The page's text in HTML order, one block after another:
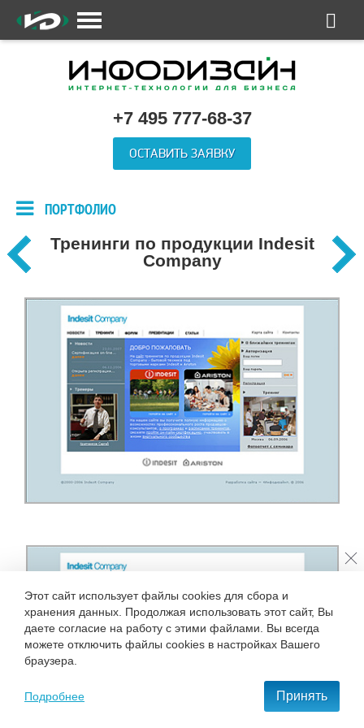
+7 495 777-68-37
ОСТАВИТЬ ЗАЯВКУ
ПОРТФОЛИО
Тренинги по продукции Indesit
Company
Этот сайт использует файлы cookies для сбора и
хранения данных. Продолжая использовать этот сайт, Вы
даете согласие на работу с этими файлами. Вы всегда
можете отключить файлы cookies в настройках Вашего
браузера.
Подробнее Принять